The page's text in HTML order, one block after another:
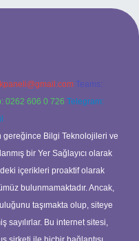
Teams:
0262 606 0 726 Telegram:
gereğince Bilgi Teknolojileri ve
bir Yer Sağlayıcı olarak
içerikleri proaktif olarak
bulunmamaktadır. Ancak,
taşımakta olup, siteye
sayılırlar. Bu internet sitesi,